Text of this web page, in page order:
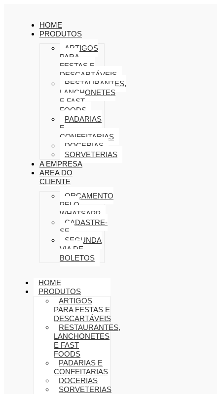
HOME
PRODUTOS
ARTIGOS
PARA
FESTAS E
DESCARTÁVEIS
RESTAURANTES,
LANCHONETES
E FAST
FOODS
PADARIAS
E
CONFEITARIAS
DOCERIAS
SORVETERIAS
A EMPRESA
AREA DO
CLIENTE
ORÇAMENTO
PELO
WHATSAPP
CADASTRE-
SE
SEGUNDA
VIA DE
BOLETOS
HOME
PRODUTOS
ARTIGOS
PARA FESTAS E
DESCARTÁVEIS
RESTAURANTES,
LANCHONETES
E FAST
FOODS
PADARIAS E
CONFEITARIAS
DOCERIAS
SORVETERIAS